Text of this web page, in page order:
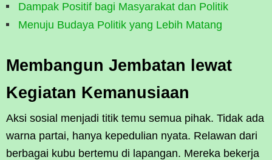
Dampak Positif bagi Masyarakat dan Politik
Menuju Budaya Politik yang Lebih Matang
Membangun Jembatan lewat
Kegiatan Kemanusiaan
Aksi sosial menjadi titik temu semua pihak. Tidak ada
warna partai, hanya kepedulian nyata. Relawan dari
berbagai kubu bertemu di lapangan. Mereka bekerja